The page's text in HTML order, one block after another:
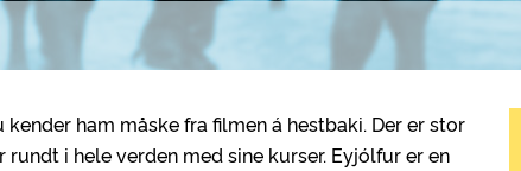
ham måske fra filmen á hestbaki. Der er stor
i hele verden med sine kurser. Eyjólfur er en